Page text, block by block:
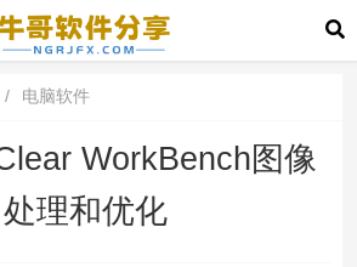
电脑软件
WorkBench图像
处理和优化